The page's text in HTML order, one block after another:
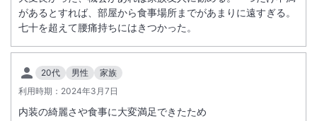
があるとすれば、部屋から食事場所までがあまりに遠すぎる。
七十を超えて腰痛持ちにはきつかった。
20代 男性
家族
利用時期： 2024年3月7日
内装の綺麗さや食事に大変満足できたため